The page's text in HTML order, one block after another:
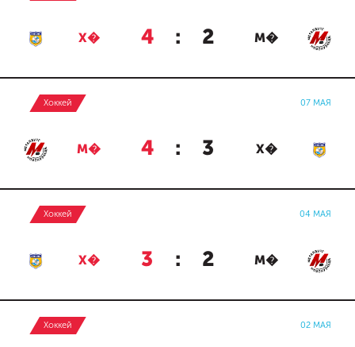
Х� 4 : 2 М�
Хоккей 07 МАЯ
М� 4 : 3 Х�
Хоккей 04 МАЯ
Х� 3 : 2 М�
Хоккей 02 МАЯ